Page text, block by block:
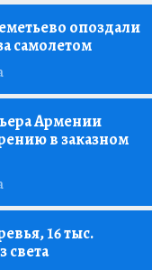
опоздали
самолетом
Армении
в заказном
16 тыс.
света